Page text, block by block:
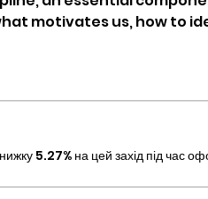
motivates us, how to
5.27% на цей захід під час